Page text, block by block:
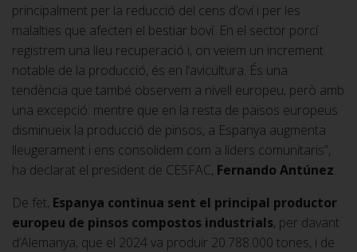
principalment per la reducció del cens d’oví i per les
malalties que afecten el bestiar boví. En el sector porcí
registrem una lleu recuperació i, on veiem un increment
notable de la producció, és en l’avicultura. És una
tendència que també observem a nivell europeu, però amb
una excepció: mentre que en la resta de països europeus
disminueix la producció de pinsos, a Espanya augmenta
lleugerament i ens consolidem com a líders comunitaris”,
ha declarat el president de CESFAC, Fernando Antúnez.
De fet, Espanya continua sent el principal productor
europeu de pinsos compostos industrials, per davant
d’Alemanya, que el 2024 va produir 20.788.000 tones, i de